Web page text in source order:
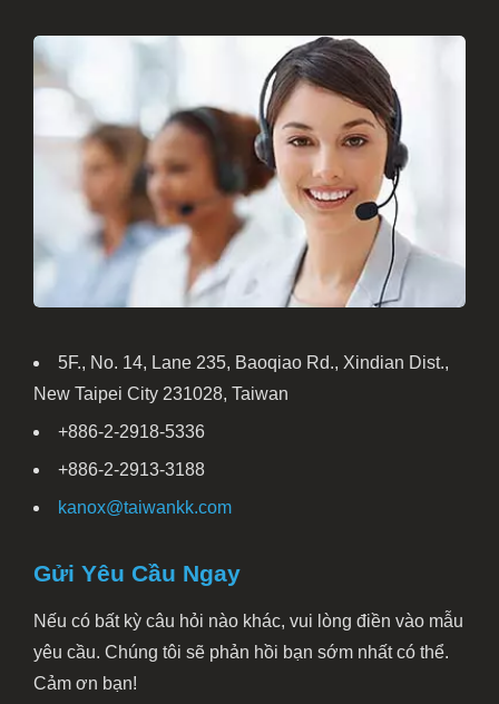
5F., No. 14, Lane 235, Baoqiao Rd., Xindian Dist.,
New Taipei City 231028, Taiwan
+886-2-2918-5336
+886-2-2913-3188
kanox@taiwankk.com
Gửi Yêu Cầu Ngay
Nếu có bất kỳ câu hỏi nào khác, vui lòng điền vào mẫu
yêu cầu. Chúng tôi sẽ phản hồi bạn sớm nhất có thể.
Cảm ơn bạn!